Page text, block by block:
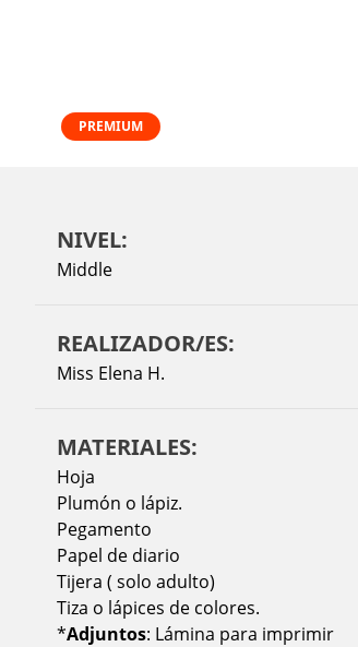
PREMIUM
NIVEL:
Middle
REALIZADOR/ES:
Miss Elena H.
MATERIALES:
Hoja
Plumón o lápiz.
Pegamento
Papel de diario
Tijera ( solo adulto)
Tiza o lápices de colores.
*Adjuntos: Lámina para imprimir